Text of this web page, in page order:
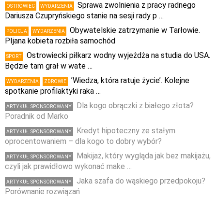
OSTROWIEC WYDARZENIA
Sprawa zwolnienia z pracy radnego
Dariusza Czupryńskiego stanie na sesji rady p …
POLICJA WYDARZENIA
Obywatelskie zatrzymanie w Tarłowie.
PIjana kobieta rozbiła samochód
SPORT
Ostrowiecki piłkarz wodny wyjeżdża na studia do USA.
Będzie tam grał w wate …
WYDARZENIA ZDROWIE
’Wiedza, która ratuje życie’. Kolejne
spotkanie profilaktyki raka …
ARTYKUŁ SPONSOROWANY
Dla kogo obrączki z białego złota?
Poradnik od Marko
ARTYKUŁ SPONSOROWANY
Kredyt hipoteczny ze stałym
oprocentowaniem – dla kogo to dobry wybór?
ARTYKUŁ SPONSOROWANY
Makijaż, który wygląda jak bez makijażu,
czyli jak prawidłowo wykonać make …
ARTYKUŁ SPONSOROWANY
Jaka szafa do wąskiego przedpokoju?
Porównanie rozwiązań